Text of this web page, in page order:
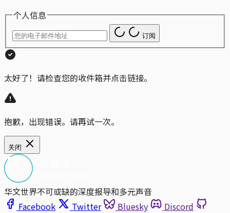
个人信息
订阅
太好了！请检查您的收件箱并点击链接。
抱歉，出现错误。请再试一次。
关闭
华文世界不可或缺的深度报导和多元声音
Facebook
Twitter Bluesky
Discord